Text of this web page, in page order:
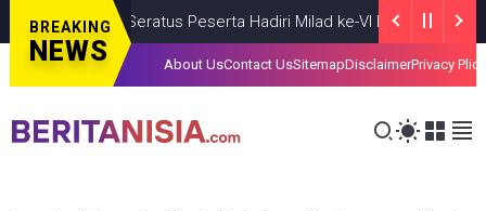
BREAKING
NEWS
Seratus Peserta Hadiri Milad ke-VI HIMMAH DIY Bertema
About UsContact UsSitemapDisclaimerPrivacy Plice